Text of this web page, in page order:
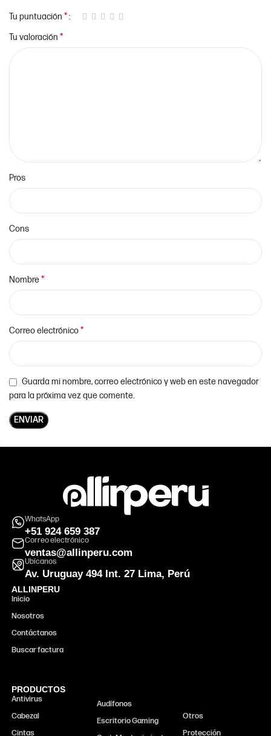
Tu puntuación *
Tu valoración *
Pros
Cons
Nombre*
Correo electrónico*
Guarda mi nombre, correo electrónico y web en este navegador
para la próxima vez que comente.
WhatsApp
+51 924 659 387
Correo electrónico
ventas@allinperu.com
Ubícanos
Av. Uruguay 494 Int. 27 Lima, Perú
ALLINPERU
Inicio
Nosotros
Contáctanos
Buscar factura
PRODUCTOS
Antivirus
Cabezal
Cintas
Audífonos
Escritorio Gaming
Otros
Protección